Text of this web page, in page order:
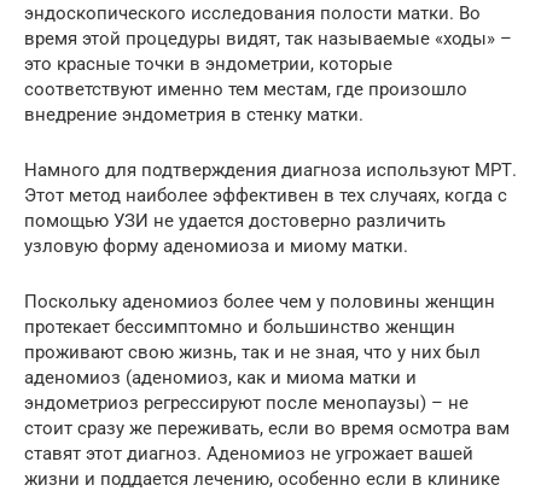
эндоскопического исследования полости матки. Во
время этой процедуры видят, так называемые «ходы» –
это красные точки в эндометрии, которые
соответствуют именно тем местам, где произошло
внедрение эндометрия в стенку матки.
Намного для подтверждения диагноза используют МРТ.
Этот метод наиболее эффективен в тех случаях, когда с
помощью УЗИ не удается достоверно различить
узловую форму аденомиоза и миому матки.
Поскольку аденомиоз более чем у половины женщин
протекает бессимптомно и большинство женщин
проживают свою жизнь, так и не зная, что у них был
аденомиоз (аденомиоз, как и миома матки и
эндометриоз регрессируют после менопаузы) – не
стоит сразу же переживать, если во время осмотра вам
ставят этот диагноз. Аденомиоз не угрожает вашей
жизни и поддается лечению, особенно если в клинике